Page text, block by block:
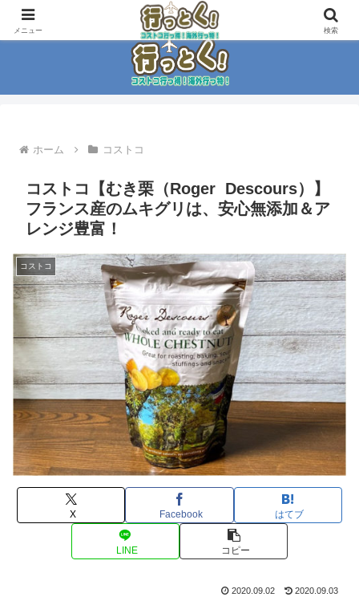
コストコ大好き家族がイチ押商品紹介！！
ホーム コストコ
コストコ【むき栗（Roger Descours）】
フランス産のムキグリは、安心無添加＆ア
レンジ豊富！
コストコ
X Facebook はてブ
LINE コピー
2020.09.02 2020.09.03
メニュー 検索